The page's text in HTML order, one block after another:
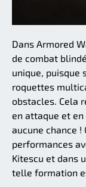
Dans Armored
de combat
unique, puisque
roquettes
obstacles. Cela
en attaque et
aucune chance
performances
Kitescu et dans
telle formation